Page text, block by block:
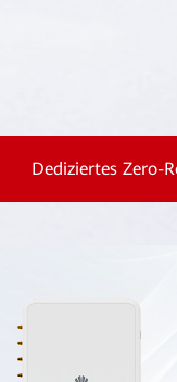
Dediziertes Zero-